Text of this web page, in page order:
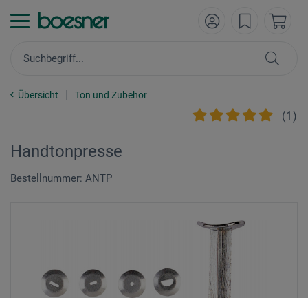
Übersicht Ton und Zubehör
(1 )
Handtonpresse
Bestellnummer: ANTP